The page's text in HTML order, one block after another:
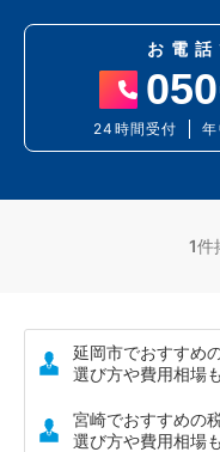
お電
050
24時間受付
1件
延岡市でおすすめ
選び方や費用相場
宮崎でおすすめの
選び方や費用相場